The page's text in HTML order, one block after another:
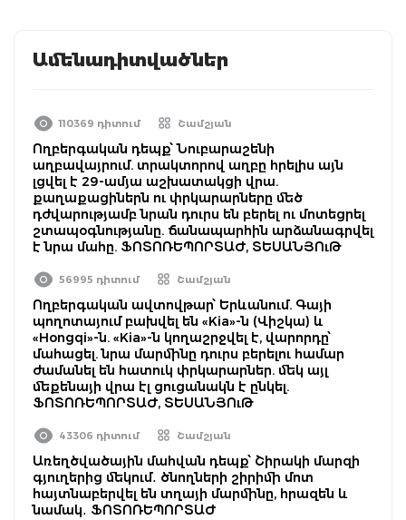
Ամենադիտվածներ
110369 դիտում Շամշյան
Ողբերգական դեպք՝ Նուբարաշենի
աղբավայրում. տրակտորով աղբը հրելիս այն
լցվել է 29-ամյա աշխատակցի վրա.
քաղաքացիներն ու փրկարարները մեծ
դժվարությամբ նրան դուրս են բերել ու մոտեցրել
շտապօգնությանը. ճանապարհին արձանագրվել
է նրա մահը. ՖՈՏՈՌԵՊՈՐՏԱԺ, ՏԵՍԱՆՅՈւԹ
56995 դիտում Շամշյան
Ողբերգական ավտովթար՝ Երևանում. Գայի
պողոտայում բախվել են «Kia»-ն (Վիշկա) և
«Hongqi»-ն. «Kia»-ն կողաշրջվել է, վարորդը՝
մահացել. նրա մարմինը դուրս բերելու համար
ժամանել են հատուկ փրկարարներ. մեկ այլ
մեքենայի վրա էլ ցուցանակն է ընկել.
ՖՈՏՈՌԵՊՈՐՏԱԺ, ՏԵՍԱՆՅՈւԹ
43306 դիտում Շամշյան
Առեղծվածային մահվան դեպք՝ Շիրակի մարզի
գյուղերից մեկում․ ծնողների շիրիմի մոտ
հայտնաբերվել են տղայի մարմինը, հրազեն և
նամակ․ ՖՈՏՈՌԵՊՈՐՏԱԺ